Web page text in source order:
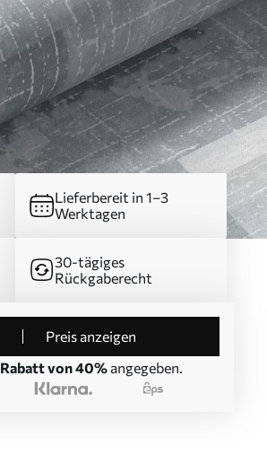
Lieferbereit in 1–3
Werktagen
30-tägiges
Rückgaberecht
Preis anzeigen
Rabatt von 40% angegeben.